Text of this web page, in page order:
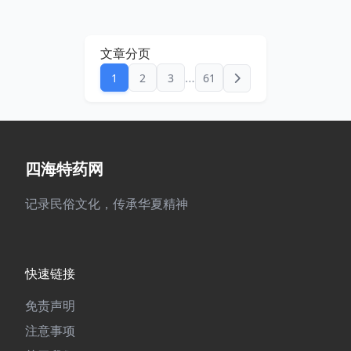
文章分页
1 2 3 … 61
四海特药网
记录民俗文化，传承华夏精神
快速链接
免责声明
注意事项